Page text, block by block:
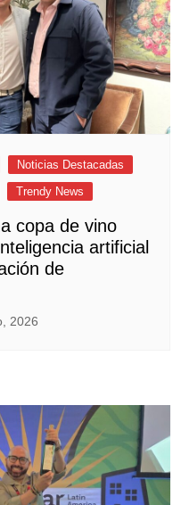
Noticias Destacadas
Trendy News
copa de vino
artificial
de
2026